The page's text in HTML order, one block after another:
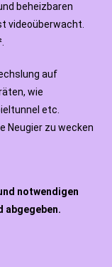
beheizbaren
videoüberwacht.
auf
wie
etc.
Neugier zu wecken
notwendigen
abgegeben.